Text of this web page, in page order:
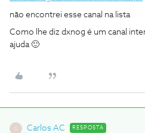
não encontrei esse canal na lista
Como lhe diz dxnog é um canal
ajuda 🙂
C Carlos AC RESPOSTA